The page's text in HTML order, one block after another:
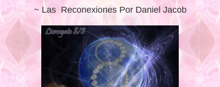
~ Las Reconexiones Por Daniel Jacob